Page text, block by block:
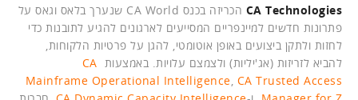
CA Technologies
הכריזה בכנס CA World שנערך בלאס וגאס על
פתרונות חדשים למיינפריים המסייעים לארגונים להגיע לתובנות כדי
לחזות ולתקן ביצועים באופן אוטומטי, להגן על פרטיות הלקוחות,
להביא לזריזות (אג'יליות) ולצמצם עלויות. באמצעות CA
Mainframe Operational Intelligence CA Trusted Access